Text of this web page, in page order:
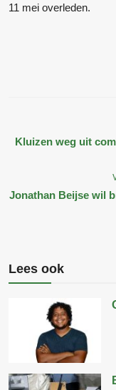
11 mei overleden.
Kluizen weg uit
Jonathan Beijse wil
Lees ook